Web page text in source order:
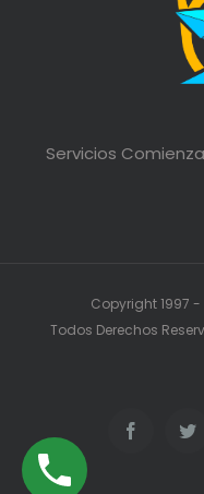
Servicios
Copyright 1997
Todos Derechos
Facebook